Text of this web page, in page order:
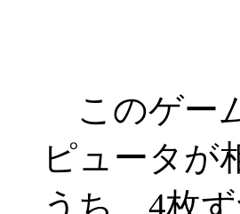
このゲー
ピュータが
うち、4枚